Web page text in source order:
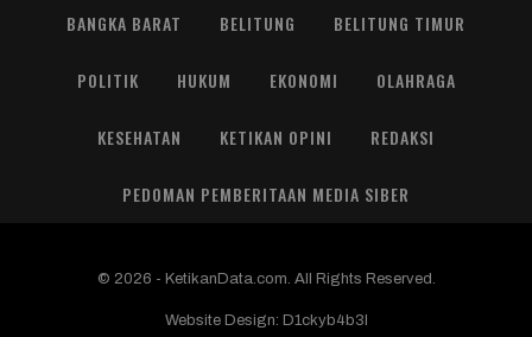
BANGKA BARAT BELITUNG BELITUNG TIMUR
POLITIK HUKUM EKONOMI OLAHRAGA
KESEHATAN KETIKAN OPINI REDAKSI
PEDOMAN PEMBERITAAN MEDIA SIBER
© 2026 - KetikanData.com. All Rights Reserved.
Website Design: D1ckyb4b3l